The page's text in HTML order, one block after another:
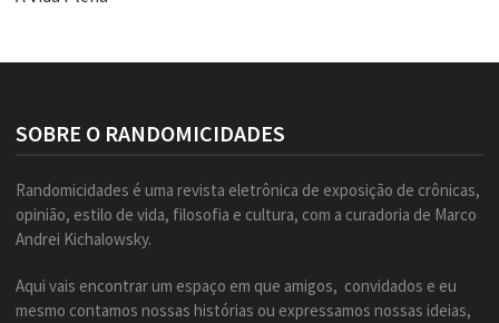
SOBRE O RANDOMICIDADES
Randomicidades é uma revista eletrônica de exposição de crônicas,
opinião, estilo de vida, filosofia e cultura, com a curadoria de Marco
Andrei Kichalowsky.
Aqui vais encontrar um espaço em que amigos, convidados e eu
mesmo contamos nossas histórias ou expressamos nossas ideias,